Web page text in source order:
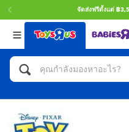
จัดส่งฟรีตั้งแต่ ฿
กลับ
หมวดหมู่
แอคชั่นฟิกเกอร์ และ
กลับ
แบรนด์
Toy Story ทอย สตอรี่
กลับ
Age
0~2 ปี